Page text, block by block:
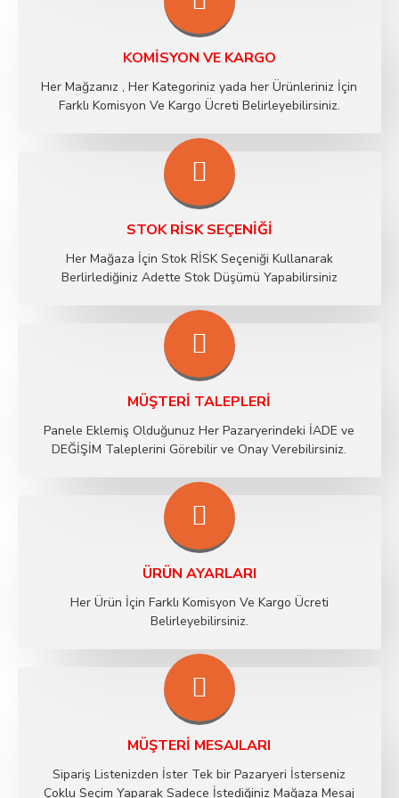
KOMISYON VE KARGO
Her Mağzanız , Her Kategoriniz yada her Ürünleriniz İçin
Farklı Komisyon Ve Kargo Ücreti Belirleyebilirsiniz.
STOK RİSK SEÇENIĞI
Her Mağaza İçin Stok RİSK Seçeniği Kullanarak
Berlirlediğiniz Adette Stok Düşümü Yapabilirsiniz
MÜŞTERI TALEPLERI
Panele Eklemiş Olduğunuz Her Pazaryerindeki İADE ve
DEĞİŞİM Taleplerini Görebilir ve Onay Verebilirsiniz.
ÜRÜN AYARLARI
Her Ürün İçin Farklı Komisyon Ve Kargo Ücreti
Belirleyebilirsiniz.
MÜŞTERI MESAJLARI
Sipariş Listenizden İster Tek bir Pazaryeri İsterseniz
Çoklu Seçim Yaparak Sadece İstediğiniz Mağaza Mesaj